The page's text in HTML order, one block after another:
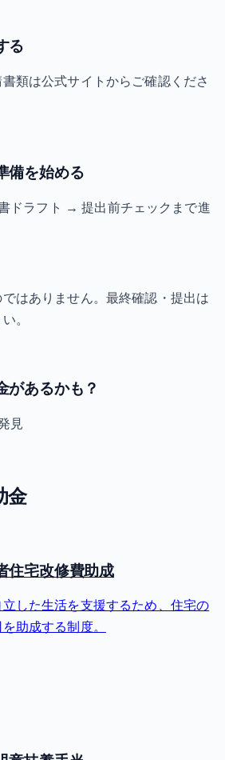
る
類は公式サイトからご確認くださ
備を始める
ドラフト → 提出前チェックまで進
はありません。最終確認・提出は
。
があるかも？
見
金
住宅改修費助成
した生活を支援するため、住宅の
助成する制度。